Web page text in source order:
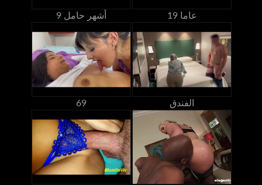
9 أشهر حامل 19 عاما
69 الفندق